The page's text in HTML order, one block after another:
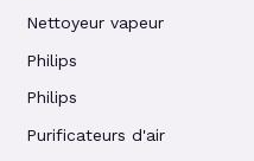
Nettoyeur vapeur
Philips
Philips
Purificateurs d'air